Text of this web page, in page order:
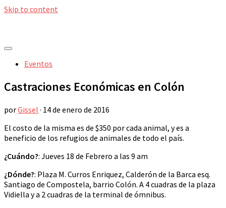
Skip to content
Eventos
Castraciones Económicas en Colón
porGissel · 14 de enero de 2016
El costo de la misma es de $350 por cada animal, y es a
beneficio de los refugios de animales de todo el país.
¿Cuándo?: Jueves 18 de Febrero a las 9 am
¿Dónde?: Plaza M. Curros Enriquez, Calderón de la Barca esq.
Santiago de Compostela, barrio Colón. A 4 cuadras de la plaza
Vidiella y a 2 cuadras de la terminal de ómnibus.